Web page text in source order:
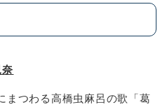
つわる高橋虫麻呂の歌「葛